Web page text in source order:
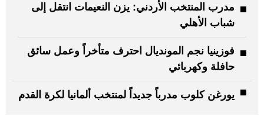
مدرب المنتخب الأردني: يزن النعيمات انتقل إلى
شباب الأهلي
فوزينيا نجم المونديال احترف متأخراً وعمل سائق
حافلة وكهربائي
يورغن كلوب مدرباً جديداً لمنتخب ألمانيا لكرة القدم